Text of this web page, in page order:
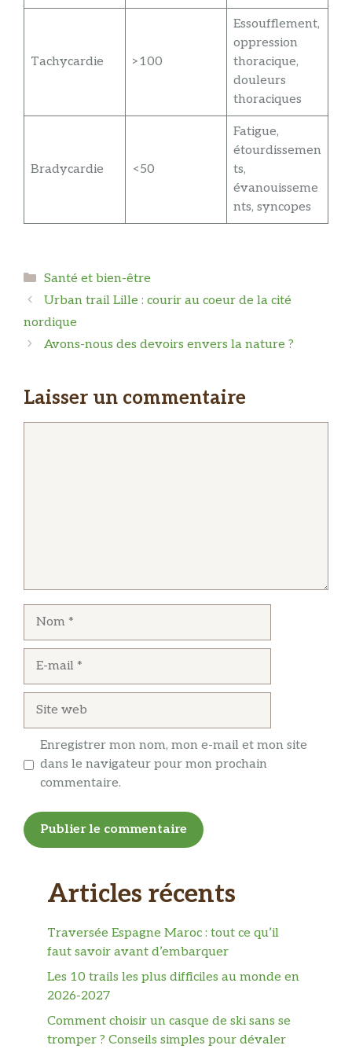
Tachycardie >100
Essoufflement,
oppression
thoracique,
douleurs
thoraciques
Bradycardie <50
Fatigue,
étourdissemen
ts,
évanouisseme
nts, syncopes
Catégories
Santé et bien-être
Urban trail Lille : courir au coeur de la cité
nordique
Avons-nous des devoirs envers la nature ?
Laisser un commentaire
Enregistrer mon nom, mon e-mail et mon site
dans le navigateur pour mon prochain
commentaire.
Articles récents
Traversée Espagne Maroc : tout ce qu’il
faut savoir avant d’embarquer
Les 10 trails les plus difficiles au monde en
2026-2027
Comment choisir un casque de ski sans se
tromper ? Conseils simples pour dévaler